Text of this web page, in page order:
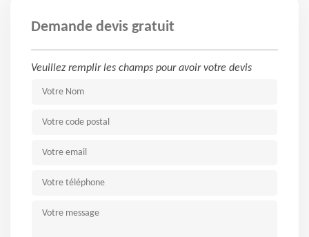
Demande devis gratuit
Veuillez remplir les champs pour avoir votre devis